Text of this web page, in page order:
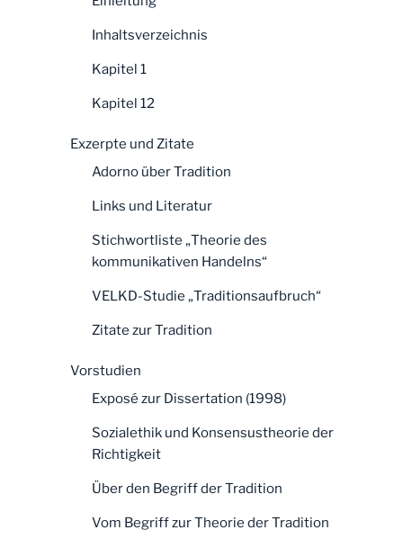
Inhaltsverzeichnis
Kapitel 1
Kapitel 12
Exzerpte und Zitate
Adorno über Tradition
Links und Literatur
Stichwortliste „Theorie des
kommunikativen Handelns“
VELKD-Studie „Traditionsaufbruch“
Zitate zur Tradition
Vorstudien
Exposé zur Dissertation (1998)
Sozialethik und Konsensustheorie der
Richtigkeit
Über den Begriff der Tradition
Vom Begriff zur Theorie der Tradition